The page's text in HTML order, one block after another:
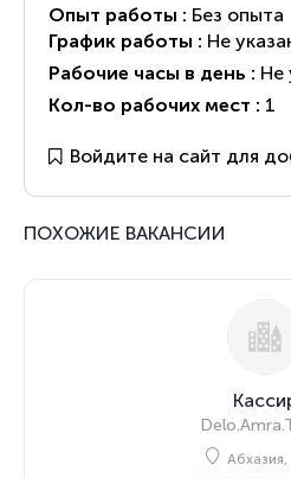
Опыт работы : Без опыта
График работы : Не
Рабочие часы в день : Не
Кол-во рабочих мест : 1
Войдите на сайт для
ПОХОЖИЕ ВАКАНСИИ
Абхазия,